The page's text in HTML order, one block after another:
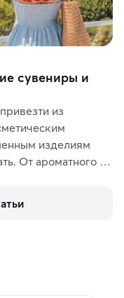
сувениры и
из
изделиям
От ароматного
или себе на